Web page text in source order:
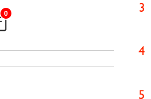
0